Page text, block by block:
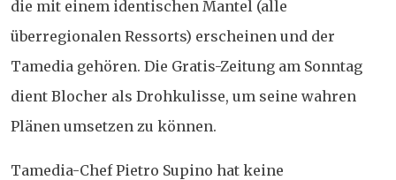
die mit einem identischen Mantel (alle
überregionalen Ressorts) erscheinen und der
Tamedia gehören. Die Gratis-Zeitung am Sonntag
dient Blocher als Drohkulisse, um seine wahren
Plänen umsetzen zu können.
Tamedia-Chef Pietro Supino hat keine